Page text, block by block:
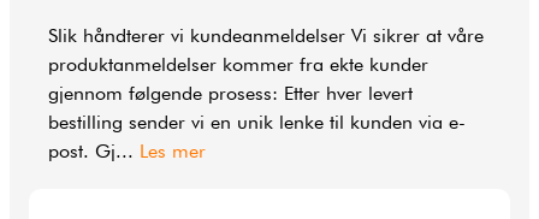
Slik håndterer vi kundeanmeldelser Vi sikrer at våre
produktanmeldelser kommer fra ekte kunder
gjennom følgende prosess: Etter hver levert
bestilling sender vi en unik lenke til kunden via e-
post. Gj... Les mer